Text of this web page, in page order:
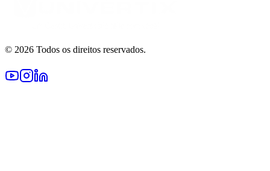
© 2026 Todos os direitos reservados.